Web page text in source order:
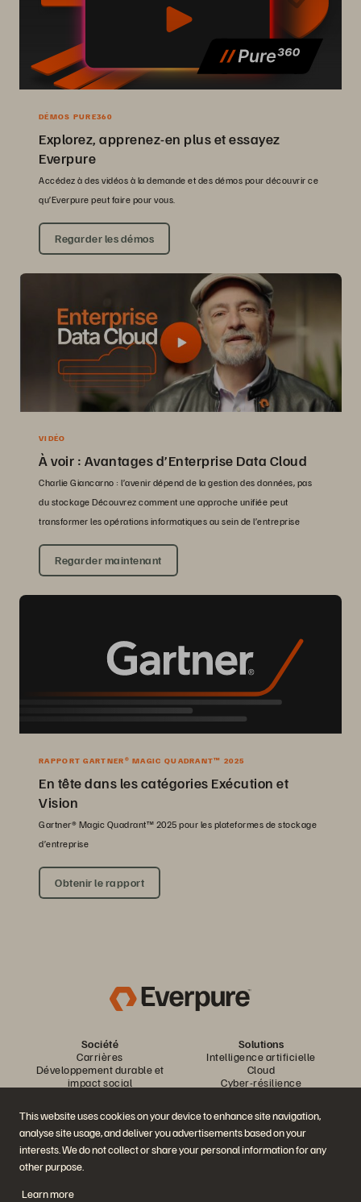
This website uses cookies on your device to enhance site navigation,
analyse site usage, and deliver you advertisements based on your
interests. We do not collect or share your personal information for any
other purpose.
Learn more
DÉMOS PURE360
Explorez, apprenez-en plus et essayez
Everpure
Accédez à des vidéos à la demande et des démos pour découvrir ce
qu’Everpure peut faire pour vous.
Regarder les démos
VIDÉO
À voir : Avantages d’Enterprise Data Cloud
Charlie Giancarno : l’avenir dépend de la gestion des données, pas
du stockage Découvrez comment une approche unifiée peut
transformer les opérations informatiques au sein de l’entreprise
Regarder maintenant
RAPPORT GARTNER® MAGIC QUADRANT™ 2025
En tête dans les catégories Exécution et
Vision
Gartner® Magic Quadrant™ 2025 pour les plateformes de stockage
d’entreprise
Obtenir le rapport
Société
Carrières
Développement durable et
impact social
Équipe de direction
Executive Briefing Center
Solutions
Intelligence artificielle
Cloud
Cyber-résilience
Virtualisation
Plateforme et produits
La plateforme Everpure
FlashArray
Partenaires